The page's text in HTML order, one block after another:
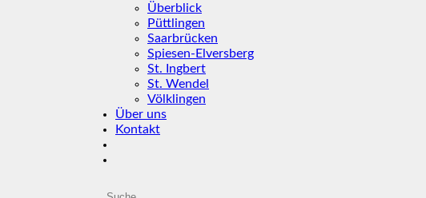
Überblick
Püttlingen
Saarbrücken
Spiesen-Elversberg
St. Ingbert
St. Wendel
Völklingen
Über uns
Kontakt